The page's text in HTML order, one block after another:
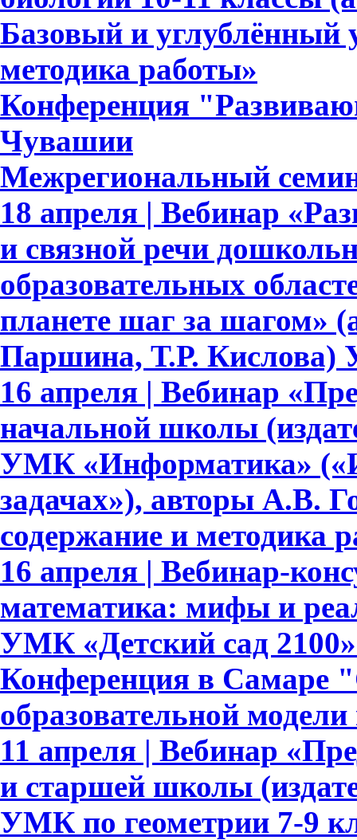
Базовый и углублённый
методика работы»
Конференция
Чувашии
Межрегиональный
18 апреля | Вебинар
и связной речи
образовательных
планете шаг за шагом»
Паршина, Т.Р. Кислова)
16 апреля | Вебинар
начальной школы
УМК «Информатика»
задачах»), авторы А.В.
содержание и методика
16 апреля | Вебинар-
математика: мифы и
УМК «Детский сад
Конференция в Самаре
образовательной
11 апреля | Вебинар
и старшей школы
УМК по геометрии 7-9